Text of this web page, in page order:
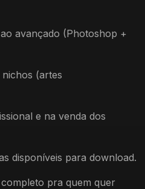
avançado (Photoshop +
(artes
e na venda dos
disponíveis para download.
pra quem quer